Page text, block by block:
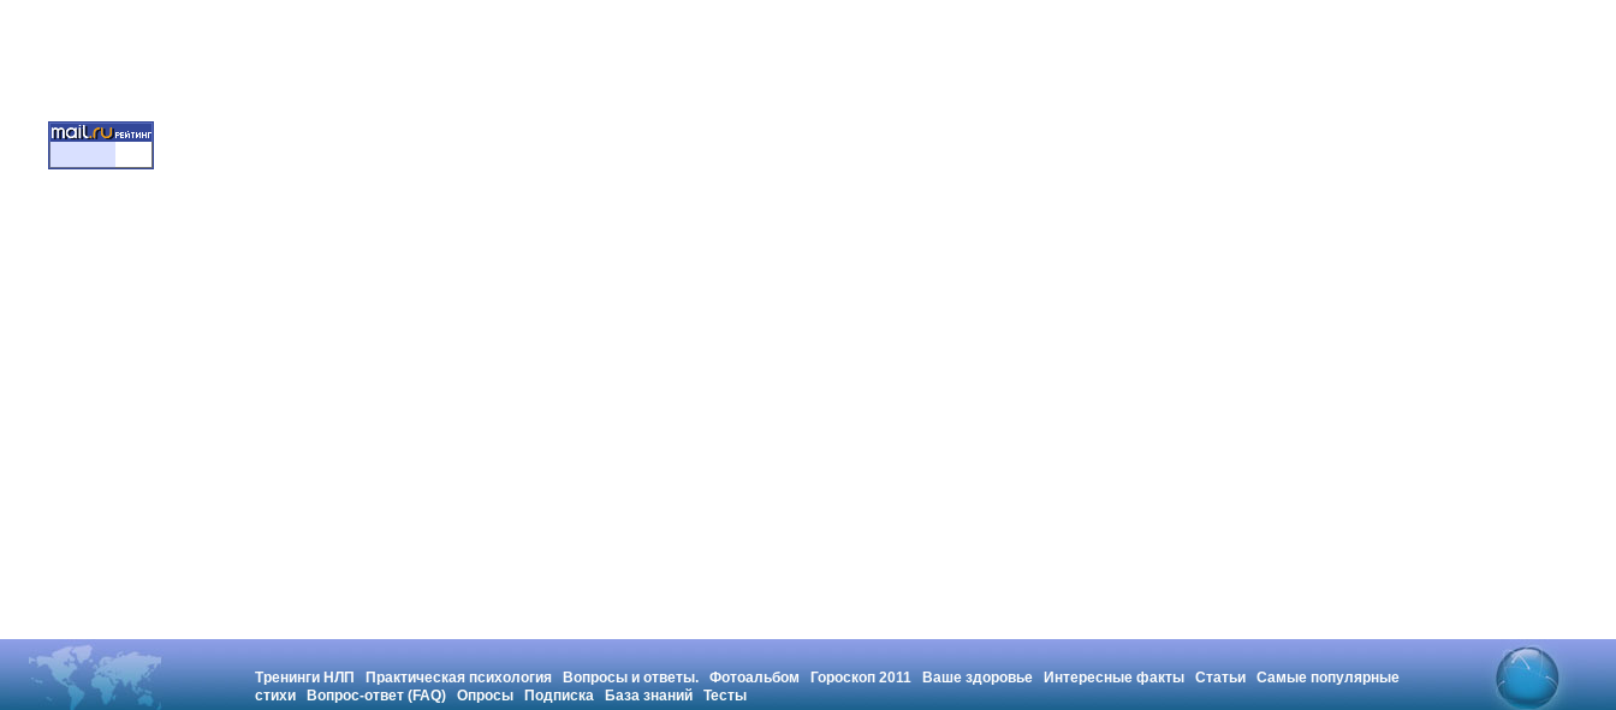
Тренинги НЛП Практическая психология Вопросы и ответы. Фотоальбом Гороскоп 2011 Ваше здоровье Интересные факты Статьи
Самые популярные
стихи
Вопрос-ответ (FAQ) Опросы Подписка База знаний Тесты